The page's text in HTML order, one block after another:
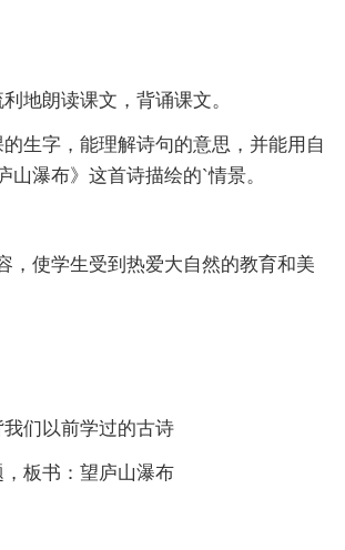
地朗读课文，背诵课文。
生字，能理解诗句的意思，并能用自
山瀑布》这首诗描绘的`情景。
，使学生受到热爱大自然的教育和美
们以前学过的古诗
板书：望庐山瀑布